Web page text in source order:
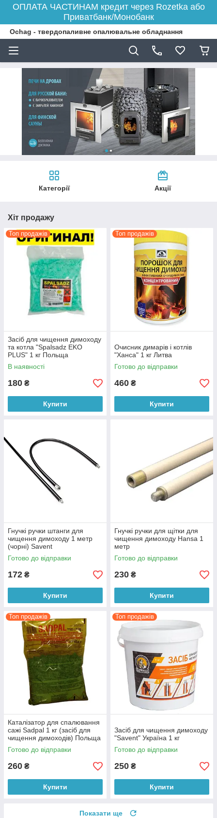
ОПЛАТА ЧАСТИНАМ кредит через Rozetka або
Приватбанк/Монобанк
Ochag - твердопаливне опалювальне обладнання
Категорії Акції
Хіт продажу
Топ продажів
Засіб для чищення димоходу
та котла "Spalsadz EKO
PLUS" 1 кг Польща
В наявності
180 ₴
Купити
Топ продажів
Очисник димарів і котлів
"Ханса" 1 кг Литва
Готово до відправки
460 ₴
Купити
Гнучкі ручки штанги для
чищення димоходу 1 метр
(чорні) Savent
Готово до відправки
172 ₴
Купити
Гнучкі ручки для щітки для
чищення димоходу Hansa 1
метр
Готово до відправки
230 ₴
Купити
Топ продажів
Каталізатор для спалювання
сажі Sadpal 1 кг (засіб для
чищення димоходів) Польща
Готово до відправки
260 ₴
Купити
Топ продажів
Засіб для чищення димоходу
"Savent" Україна 1 кг
Готово до відправки
250 ₴
Купити
Показати ще